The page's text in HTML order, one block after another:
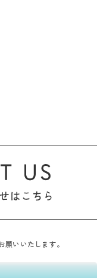
願いいたします。